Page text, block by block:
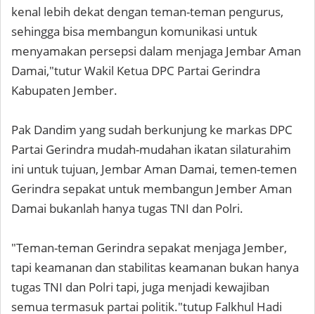
kenal lebih dekat dengan teman-teman pengurus,
sehingga bisa membangun komunikasi untuk
menyamakan persepsi dalam menjaga Jembar Aman
Damai,"tutur Wakil Ketua DPC Partai Gerindra
Kabupaten Jember.
Pak Dandim yang sudah berkunjung ke markas DPC
Partai Gerindra mudah-mudahan ikatan silaturahim
ini untuk tujuan, Jembar Aman Damai, temen-temen
Gerindra sepakat untuk membangun Jember Aman
Damai bukanlah hanya tugas TNI dan Polri.
"Teman-teman Gerindra sepakat menjaga Jember,
tapi keamanan dan stabilitas keamanan bukan hanya
tugas TNI dan Polri tapi, juga menjadi kewajiban
semua termasuk partai politik."tutup Falkhul Hadi